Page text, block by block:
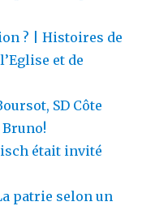
? | Histoires de
et de
SD Côte
était invité
patrie selon un